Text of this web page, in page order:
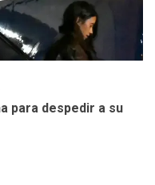
para despedir a su